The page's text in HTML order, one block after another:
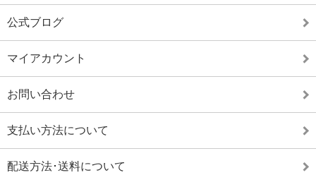
公式ブログ
マイアカウント
お問い合わせ
支払い方法について
配送方法･送料について